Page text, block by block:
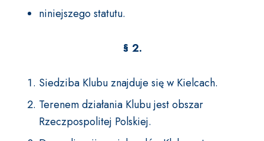
niniejszego statutu.
§ 2.
Siedziba Klubu znajduje się w Kielcach.
Terenem działania Klubu jest obszar
Rzeczpospolitej Polskiej.